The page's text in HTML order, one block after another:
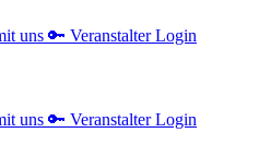
uns 🔑 Veranstalter Login
uns 🔑 Veranstalter Login